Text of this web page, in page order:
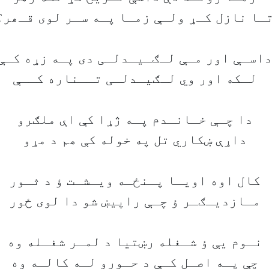
تـا نازل کـړ ولـې زمـا پـه سـر لوی
داسـې اور مـې لـګـيـدلـی دی پـه زړه
لـکه اور وي لـګيـدلـی تــناره کــې
دا چـې خـانـدم پـه ژړا کې اې ملګرو
داړې ښکاري تل په خوله کې ھم د مړو
کال اوه اويـا پـنځـه ويـشـت ؤ د ثـور
مـازديـګـر ؤ چـې راپيښ شو دا لوی ځور
نـوم يې ؤ شـغله رښتيا د لمـر شغـله وه
چې پـه اصـل کـې د حـورو لـه کالـه وه